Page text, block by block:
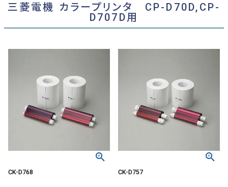
三菱電機 カラープリンタ CP-D70D,CP-
D707D用
CK-D768 CK-D757